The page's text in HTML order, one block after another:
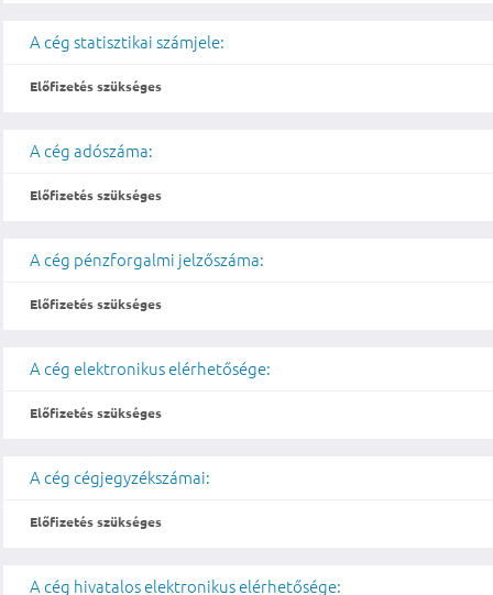
A cég statisztikai számjele:
Előfizetés szükséges
A cég adószáma:
Előfizetés szükséges
A cég pénzforgalmi jelzőszáma:
Előfizetés szükséges
A cég elektronikus elérhetősége:
Előfizetés szükséges
A cég cégjegyzékszámai:
Előfizetés szükséges
A cég hivatalos elektronikus elérhetősége: